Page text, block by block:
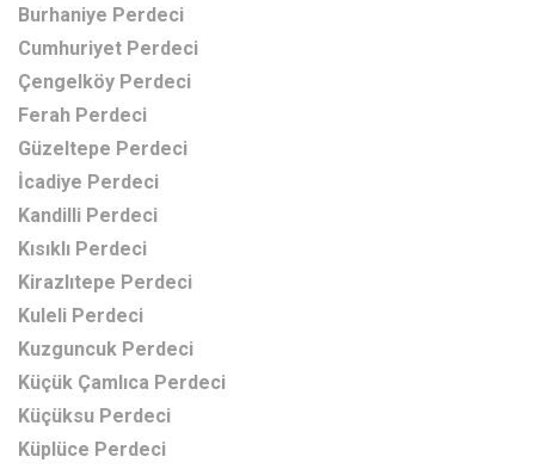
Burhaniye Perdeci
Cumhuriyet Perdeci
Çengelköy Perdeci
Ferah Perdeci
Güzeltepe Perdeci
İcadiye Perdeci
Kandilli Perdeci
Kısıklı Perdeci
Kirazlıtepe Perdeci
Kuleli Perdeci
Kuzguncuk Perdeci
Küçük Çamlıca Perdeci
Küçüksu Perdeci
Küplüce Perdeci